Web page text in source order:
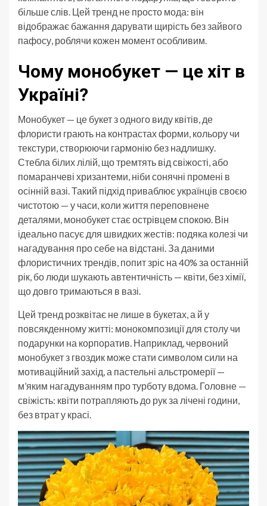
більше слів. Цей тренд не просто мода: він
відображає бажання дарувати щирість без зайвого
пафосу, роблячи кожен момент особливим.
Чому монобукет — це хіт в
Україні?
Монобукет — це букет з одного виду квітів, де
флористи грають на контрастах форми, кольору чи
текстури, створюючи гармонію без надлишку.
Стебла білих лілій, що тремтять від свіжості, або
помаранчеві хризантеми, ніби сонячні промені в
осінній вазі. Такий підхід приваблює українців своєю
чистотою — у часи, коли життя переповнене
деталями, монобукет стає острівцем спокою. Він
ідеально пасує для швидких жестів: подяка колезі чи
нагадування про себе на відстані. За даними
флористичних трендів, попит зріс на 40% за останній
рік, бо люди шукають автентичність — квіти, без хімії,
що довго тримаються в вазі.
Цей тренд розквітає не лише в букетах, а й у
повсякденному житті: монокомпозиції для столу чи
подарунки на корпоратив. Наприклад, червоний
монобукет з гвоздик може стати символом сили на
мотиваційний захід, а пастельні альстромерії —
м’яким нагадуванням про турботу вдома. Головне —
свіжість: квіти потрапляють до рук за лічені години,
без втрат у красі.